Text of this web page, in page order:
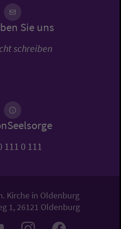
Sie uns
schreiben
111 0 111
Kirche in Oldenburg
1, 26121 Oldenburg